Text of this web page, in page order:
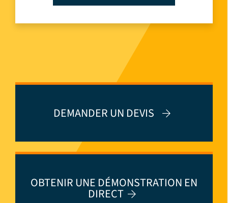
DEMANDER UN DEVIS
OBTENIR UNE DÉMONSTRATION EN
DIRECT